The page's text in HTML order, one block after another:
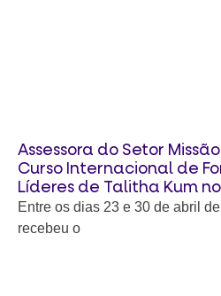
Assessora do Setor
Curso Internacional de
Líderes de Talitha Kum
Entre os dias 23 e 30 de abril
recebeu o